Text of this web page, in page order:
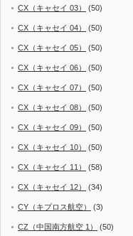
CX（キャセイ 03） (50)
CX（キャセイ 04） (50)
CX（キャセイ 05） (50)
CX（キャセイ 06） (50)
CX（キャセイ 07） (50)
CX（キャセイ 08） (50)
CX（キャセイ 09） (50)
CX（キャセイ 10） (50)
CX（キャセイ 11） (58)
CX（キャセイ 12） (34)
CY（キプロス航空） (3)
CZ（中国南方航空 1） (50)